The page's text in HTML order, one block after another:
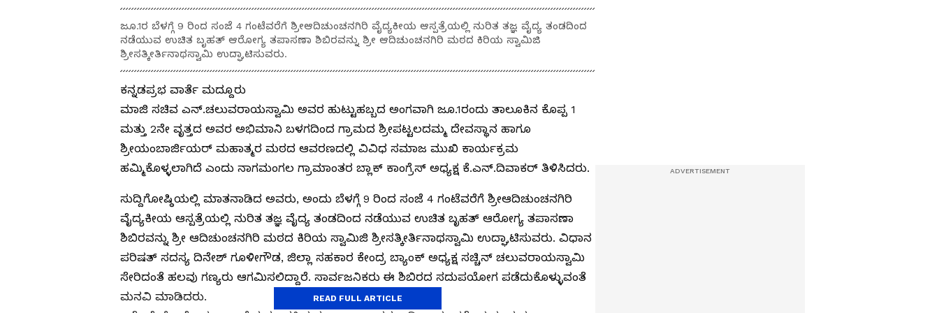
ಜೂ.1ರ ಬೆಳಗ್ಗೆ 9 ರಿಂದ ಸಂಜೆ 4 ಗಂಟೆವರೆಗೆ ಶ್ರೀಆದಿಚುಂಚನಗಿರಿ ವೈದ್ಯಕೀಯ ಆಸ್ಪತ್ರೆಯಲ್ಲಿ ನುರಿತ ತಜ್ಞ ವೈದ್ಯ ತಂಡದಿಂದ
ನಡೆಯುವ ಉಚಿತ ಬೃಹತ್ ಆರೋಗ್ಯ ತಪಾಸಣಾ ಶಿಬಿರವನ್ನು ಶ್ರೀ ಆದಿಚುಂಚನಗಿರಿ ಮಠದ ಕಿರಿಯ ಸ್ವಾಮಿಜಿ
ಶ್ರೀಸತ್ಕೀರ್ತಿನಾಥಸ್ವಾಮಿ ಉದ್ಘಾಟಿಸುವರು.
ಕನ್ನಡಪ್ರಭ ವಾರ್ತೆ ಮದ್ದೂರು
ಮಾಜಿ ಸಚಿವ ಎನ್.ಚಲುವರಾಯಸ್ವಾಮಿ ಅವರ ಹುಟ್ಟುಹಬ್ಬದ ಅಂಗವಾಗಿ ಜೂ.1ರಂದು ತಾಲೂಕಿನ ಕೊಪ್ಪ 1
ಮತ್ತು 2ನೇ ವೃತ್ತದ ಅವರ ಅಭಿಮಾನಿ ಬಳಗದಿಂದ ಗ್ರಾಮದ ಶ್ರೀಪಟ್ಟಲದಮ್ಮ ದೇವಸ್ಥಾನ ಹಾಗೂ
ಶ್ರೀಯಂಬಾರ್ಜಿಯರ್ ಮಹಾತ್ಮರ ಮಠದ ಆವರಣದಲ್ಲಿ ವಿವಿಧ ಸಮಾಜ ಮುಖಿ ಕಾರ್ಯಕ್ರಮ
ಹಮ್ಮಿಕೊಳ್ಳಲಾಗಿದೆ ಎಂದು ನಾಗಮಂಗಲ ಗ್ರಾಮಾಂತರ ಬ್ಲಾಕ್ ಕಾಂಗ್ರೆಸ್ ಅಧ್ಯಕ್ಷ ಕೆ.ಎನ್.ದಿವಾಕರ್ ತಿಳಿಸಿದರು.
ಸುದ್ದಿಗೋಷ್ಠಿಯಲ್ಲಿ ಮಾತನಾಡಿದ ಅವರು, ಅಂದು ಬೆಳಗ್ಗೆ 9 ರಿಂದ ಸಂಜೆ 4 ಗಂಟೆವರೆಗೆ ಶ್ರೀಆದಿಚುಂಚನಗಿರಿ
ವೈದ್ಯಕೀಯ ಆಸ್ಪತ್ರೆಯಲ್ಲಿ ನುರಿತ ತಜ್ಞ ವೈದ್ಯ ತಂಡದಿಂದ ನಡೆಯುವ ಉಚಿತ ಬೃಹತ್ ಆರೋಗ್ಯ ತಪಾಸಣಾ
ಶಿಬಿರವನ್ನು ಶ್ರೀ ಆದಿಚುಂಚನಗಿರಿ ಮಠದ ಕಿರಿಯ ಸ್ವಾಮಿಜಿ ಶ್ರೀಸತ್ಕೀರ್ತಿನಾಥಸ್ವಾಮಿ ಉದ್ಘಾಟಿಸುವರು. ವಿಧಾನ
ಪರಿಷತ್ ಸದಸ್ಯ ದಿನೇಶ್ ಗೂಳೀಗೌಡ, ಜಿಲ್ಲಾ ಸಹಕಾರ ಕೇಂದ್ರ ಬ್ಯಾಂಕ್ ಅಧ್ಯಕ್ಷ ಸಚ್ಚಿನ್ ಚಲುವರಾಯಸ್ವಾಮಿ
ಸೇರಿದಂತೆ ಹಲವು ಗಣ್ಯರು ಆಗಮಿಸಲಿದ್ದಾರೆ. ಸಾರ್ವಜನಿಕರು ಈ ಶಿಬಿರದ ಸದುಪಯೋಗ ಪಡೆದುಕೊಳ್ಳುವಂತೆ
ಮನವಿ ಮಾಡಿದರು.
READ FULL ARTICLE